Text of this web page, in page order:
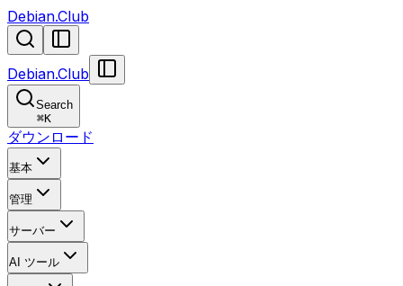
Debian.Club
Debian.Club
Search
⌘K
ダウンロード
基本
管理
サーバー
AI ツール